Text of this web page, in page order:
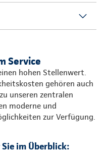
Service
hohen Stellenwert.
gehören auch
unseren zentralen
moderne und
zur Verfügung.
im Überblick: